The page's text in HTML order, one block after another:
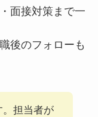
面接対策まで一
後のフォローも
。担当者が